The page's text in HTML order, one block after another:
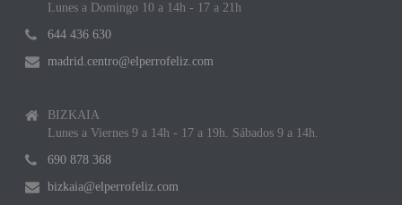
Lunes a Domingo 10 a 14h - 17 a 21h
644 436 630
madrid.centro@elperrofeliz.com
BIZKAIA
Lunes a Viernes 9 a 14h - 17 a 19h. Sábados 9 a 14h.
690 878 368
bizkaia@elperrofeliz.com